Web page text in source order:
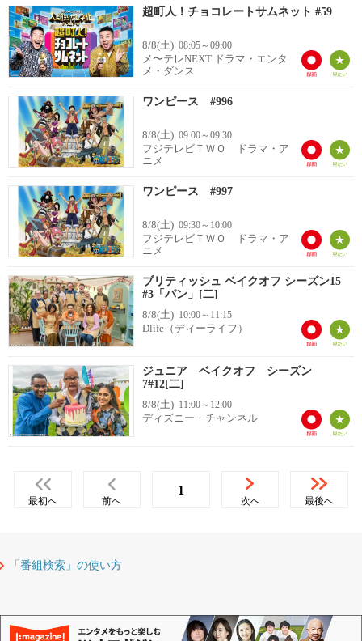
超町人！チョコレートサムネット #59
8/8(土) 08:05～09:00
メ〜テレNEXT ドラマ・エンタ
メ・ダンス
ワンピース #996
8/8(土) 09:00～09:30
フジテレビＴＷＯ ドラマ・ア
ニメ
ワンピース #997
8/8(土) 09:30～10:00
フジテレビＴＷＯ ドラマ・ア
ニメ
ブリティッシュ ベイクオフ シーズン15
#3「パン」[二]
8/8(土) 10:00～11:15
Dlife（ディーライフ）
ジュニア ベイクオフ シーズン
7#12[二]
8/8(土) 11:00～12:00
ディズニー・チャンネル
最初へ 前へ
1
次へ 最後へ
「番組検索」の使い方